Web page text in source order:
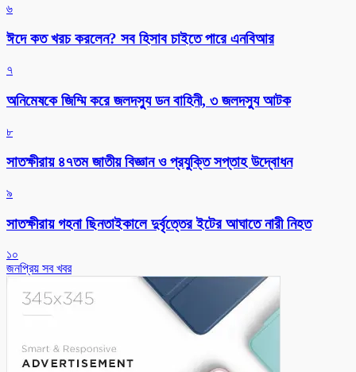
৬
ঈদে কত খরচ করলেন? সব হিসাব চাইতে পারে এনবিআর
৭
অনিমেষকে জিম্মি করে জলদস্যু ডন বাহিনী, ৩ জলদস্যু আটক
৮
সাতক্ষীরায় ৪৭তম জাতীয় বিজ্ঞান ও প্রযুক্তি সপ্তাহ উদ্বোধন
৯
সাতক্ষীরায় গহনা ছিনতাইকালে দুর্বৃত্তের ইটের আঘাতে নারী নিহত
১০
জনপ্রিয় সব খবর